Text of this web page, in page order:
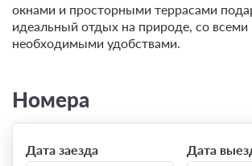
окнами и просторными террасами
идеальный отдых на природе, со всеми
необходимыми удобствами.
Номера
Дата заезда Дата